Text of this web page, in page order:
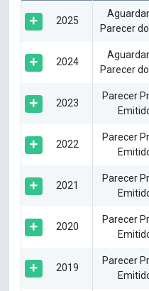
2025
Parecer
2024
Parecer
2023
Parecer
2022
Parecer
2021
Parecer
2020
Parecer
2019
Parecer